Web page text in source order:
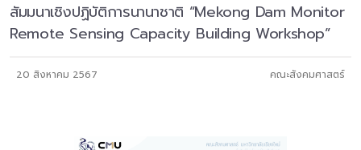
สัมมนาเชิงปฏิบัติการนานาชาติ “Mekong Dam Monitor
Remote Sensing Capacity Building Workshop”
20 สิงหาคม 2567 คณะสังคมศาสตร์